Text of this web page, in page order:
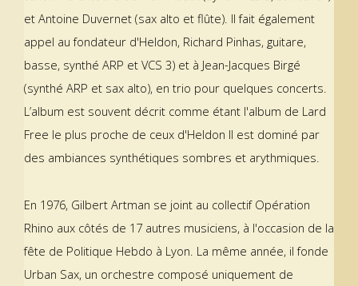
et Antoine Duvernet (sax alto et flûte). Il fait également
appel au fondateur d'Heldon, Richard Pinhas, guitare,
basse, synthé ARP et VCS 3) et à Jean-Jacques Birgé
(synthé ARP et sax alto), en trio pour quelques concerts.
L’album est souvent décrit comme étant l'album de Lard
Free le plus proche de ceux d'Heldon Il est dominé par
des ambiances synthétiques sombres et arythmiques.
En 1976, Gilbert Artman se joint au collectif Opération
Rhino aux côtés de 17 autres musiciens, à l'occasion de la
fête de Politique Hebdo à Lyon. La même année, il fonde
Urban Sax, un orchestre composé uniquement de